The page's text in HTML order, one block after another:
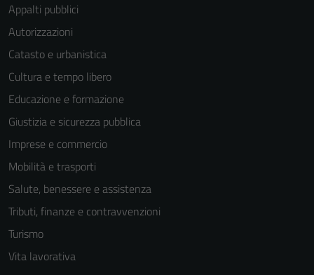
Appalti pubblici
Autorizzazioni
Catasto e urbanistica
Cultura e tempo libero
Educazione e formazione
Giustizia e sicurezza pubblica
Imprese e commercio
Mobilità e trasporti
Salute, benessere e assistenza
Tributi, finanze e contravvenzioni
Turismo
Vita lavorativa